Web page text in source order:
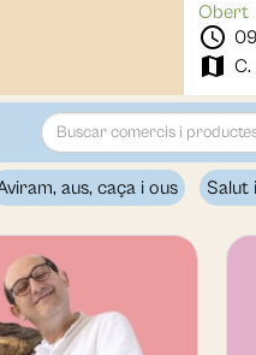
Obert
schedule
map
aus, caça i ous Salut